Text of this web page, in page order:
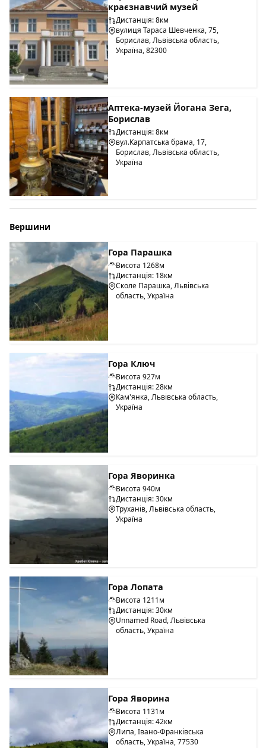
краєзнавчий музей
Дистанція: 8км
вулиця Тараса Шевченка, 75,
Борислав, Львівська область,
Україна, 82300
Аптека-музей Йогана Зега,
Борислав
Дистанція: 8км
вул.Карпатська брама, 17,
Борислав, Львівська область,
Україна
Вершини
Гора Парашка
Висота 1268м
Дистанція: 18км
Сколе Парашка, Львівська
область, Україна
Гора Ключ
Висота 927м
Дистанція: 28км
Кам'янка, Львівська область,
Україна
Гора Яворинка
Висота 940м
Дистанція: 30км
Труханів, Львівська область,
Україна
Гора Лопата
Висота 1211м
Дистанція: 30км
Unnamed Road, Львівська
область, Україна
Гора Яворина
Висота 1131м
Дистанція: 42км
Липа, Івано-Франківська
область, Україна, 77530